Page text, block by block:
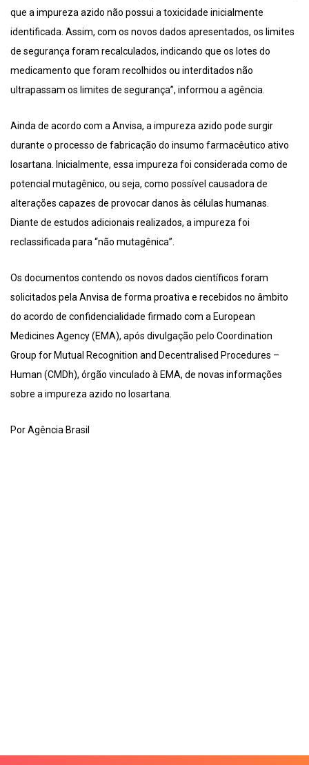
que a impureza azido não possui a toxicidade inicialmente
identificada. Assim, com os novos dados apresentados, os limites
de segurança foram recalculados, indicando que os lotes do
medicamento que foram recolhidos ou interditados não
ultrapassam os limites de segurança”, informou a agência.
Ainda de acordo com a Anvisa, a impureza azido pode surgir
durante o processo de fabricação do insumo farmacêutico ativo
losartana. Inicialmente, essa impureza foi considerada como de
potencial mutagênico, ou seja, como possível causadora de
alterações capazes de provocar danos às células humanas.
Diante de estudos adicionais realizados, a impureza foi
reclassificada para “não mutagênica”.
Os documentos contendo os novos dados científicos foram
solicitados pela Anvisa de forma proativa e recebidos no âmbito
do acordo de confidencialidade firmado com a European
Medicines Agency (EMA), após divulgação pelo Coordination
Group for Mutual Recognition and Decentralised Procedures –
Human (CMDh), órgão vinculado à EMA, de novas informações
sobre a impureza azido no losartana.
Por Agência Brasil